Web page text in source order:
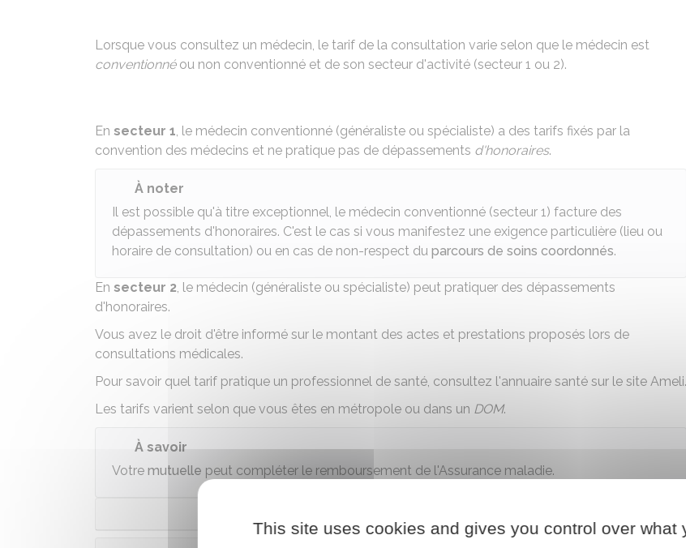
Lorsque vous consultez un médecin, le tarif de la consultation varie selon que le médecin est
conventionnéou non conventionné et de son secteur d'activité (secteur 1 ou 2).
En secteur 1, le médecin conventionné (généraliste ou spécialiste) a des tarifs fixés par la
convention des médecins et ne pratique pas de dépassements d'honoraires.
À noter
Il est possible qu'à titre exceptionnel, le médecin conventionné (secteur 1) facture des
dépassements d'honoraires. C'est le cas si vous manifestez une exigence particulière (lieu ou
horaire de consultation) ou en cas de non-respect du parcours de soins coordonnés.
En secteur 2, le médecin (généraliste ou spécialiste) peut pratiquer des dépassements
d'honoraires.
Vous avez le droit d'être informé sur le montant des actes et prestations proposés lors de
consultations médicales.
Pour savoir quel tarif pratique un professionnel de santé, consultez l'annuaire santé sur le site Ameli.
Les tarifs varient selon que vous êtes en métropole ou dans un DOM.
À savoir
Votre mutuelle peut compléter le remboursement de l'Assurance maladie.
This site uses cookies and gives you control over what